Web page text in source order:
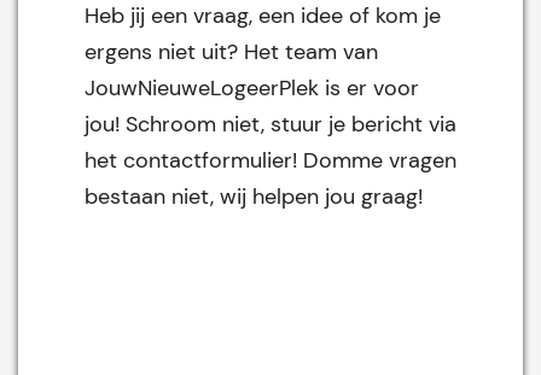
Heb jij een vraag, een idee of kom je
ergens niet uit? Het team van
JouwNieuweLogeerPlek is er voor
jou! Schroom niet, stuur je bericht via
het contactformulier! Domme vragen
bestaan niet, wij helpen jou graag!